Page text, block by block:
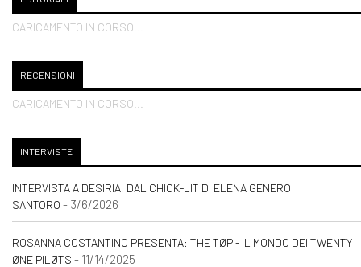
CARICAMENTO IN CORSO...
RECENSIONI
CARICAMENTO IN CORSO...
INTERVISTE
INTERVISTA A DESIRIA, DAL CHICK-LIT DI ELENA GENERO
SANTORO - 3/6/2026
ROSANNA COSTANTINO PRESENTA: THE TØP - IL MONDO DEI TWENTY
ØNE PILØTS - 11/14/2025